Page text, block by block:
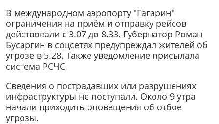
В международном аэропорту "Гагарин"
ограничения на приём и отправку рейсов
действовали с 3.07 до 8.33. Губернатор Роман
Бусаргин в соцсетях предупреждал жителей об
угрозе в 5.28. Также уведомление присылала
система РСЧС.
Сведения о пострадавших или разрушениях
инфраструктуры не поступали. Около 9 утра
начали приходить оповещения об отбое
угрозы.